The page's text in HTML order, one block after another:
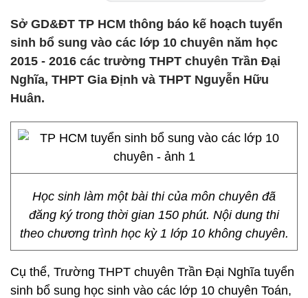
Sở GD&ĐT TP HCM thông báo kế hoạch tuyển
sinh bổ sung vào các lớp 10 chuyên năm học
2015 - 2016 các trường THPT chuyên Trần Đại
Nghĩa, THPT Gia Định và THPT Nguyễn Hữu
Huân.
Học sinh làm một bài thi của môn chuyên đã
đăng ký trong thời gian 150 phút. Nội dung thi
theo chương trình học kỳ 1 lớp 10 không chuyên.
Cụ thể, Trường THPT chuyên Trần Đại Nghĩa tuyển
sinh bổ sung học sinh vào các lớp 10 chuyên Toán,